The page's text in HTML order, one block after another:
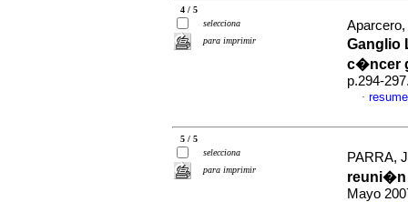
4 / 5
selecciona
para imprimir
Ganglio
c�ncer
p.294-
·
5 / 5
selecciona
para imprimir
PARRA,
reuni�n
Mayo